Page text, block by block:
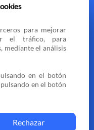
de cookies
ESPERANZA
para mejorar
el tráfico, para
mediante el análisis
en el botón
en el botón
Rechazar